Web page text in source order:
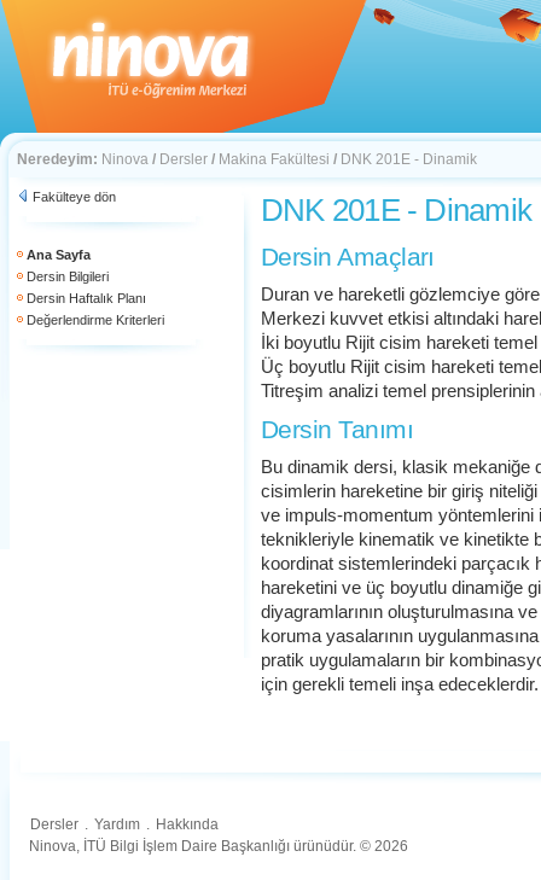
Neredeyim: Ninova / Dersler / Makina Fakültesi / DNK 201E - Dinamik
Fakülteye dön
Ana Sayfa
Dersin Bilgileri
Dersin Haftalık Planı
Değerlendirme Kriterleri
DNK 201E - Dinamik
Dersin Amaçları
Duran ve hareketli gözlemciye
Merkezi kuvvet etkisi altındaki
İki boyutlu Rijit cisim hareketi
Üç boyutlu Rijit cisim hareketi
Titreşim analizi temel prensiplerinin
Dersin Tanımı
Bu dinamik dersi, klasik mekaniğe
cisimlerin hareketine bir giriş
ve impuls-momentum
teknikleriyle kinematik ve kinetikte
koordinat sistemlerindeki parçacık
hareketini ve üç boyutlu dinamiğe
diyagramlarının oluşturulmasına
koruma yasalarının
pratik uygulamaların bir
için gerekli temeli inşa edeceklerdir.
Dersler . Yardım . Hakkında
Ninova, İTÜ Bilgi İşlem Daire Başkanlığı ürünüdür. © 2026